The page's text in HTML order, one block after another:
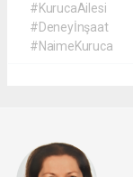
#KurucaAilesi
#Deneyİnşaat
#NaimeKuruca